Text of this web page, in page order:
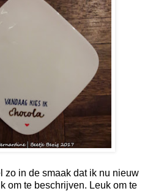
zo in de smaak dat ik nu nieuw
om te beschrijven. Leuk om te